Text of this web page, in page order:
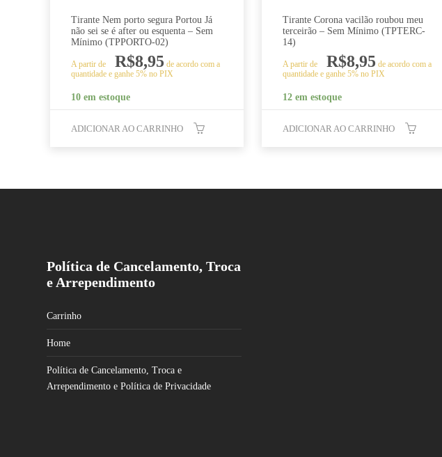
Tirante Nem porto segura Portou Já
não sei se é after ou esquenta – Sem
Mínimo (TPPORTO-02)
A partir de R$8,95 de acordo com a
quantidade e ganhe 5% no PIX
10 em estoque
ADICIONAR AO CARRINHO
Tirante Corona vacilão roubou meu
terceirão – Sem Mínimo (TPTERC-
14)
A partir de R$8,95 de acordo com a
quantidade e ganhe 5% no PIX
12 em estoque
ADICIONAR AO CARRINHO
Política de Cancelamento, Troca
e Arrependimento
Carrinho
Home
Política de Cancelamento, Troca e
Arrependimento e Política de Privacidade